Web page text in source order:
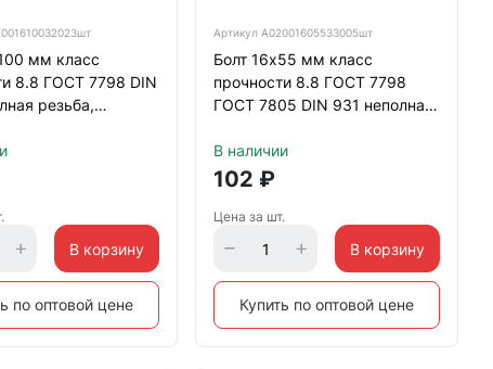
мм класс
8.8 ГОСТ 7798 DIN
резьба,
В корзину
по оптовой цене
Артикул А02001605533005шт
Болт 16х55 мм класс
прочности 8.8 ГОСТ 7798
ГОСТ 7805 DIN 931 неполная
В наличии
102 ₽
Цена за шт.
В корзину
Купить по оптовой цене